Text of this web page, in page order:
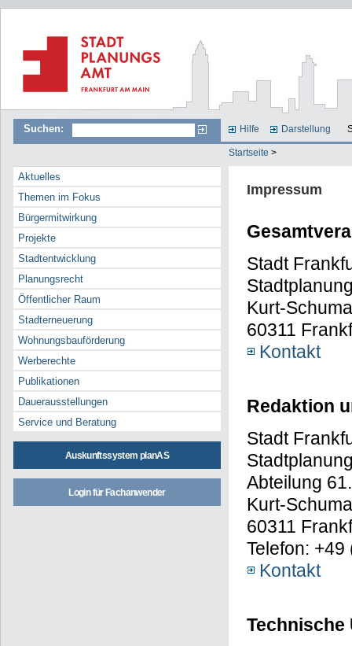
Suchen: Hilfe Darstellung
Startseite >
Aktuelles
Themen im Fokus
Bürgermitwirkung
Projekte
Stadtentwicklung
Planungsrecht
Öffentlicher Raum
Stadterneuerung
Wohnungsbauförderung
Werberechte
Publikationen
Dauerausstellungen
Service und Beratung
Auskunftssystem planAS
Login für Fachanwender
Impressum
Stadt
Kurt-
60311
Kontakt
Redaktion
Stadt
Abteilung
Kurt-
60311
Telefon:
Kontakt
Technische